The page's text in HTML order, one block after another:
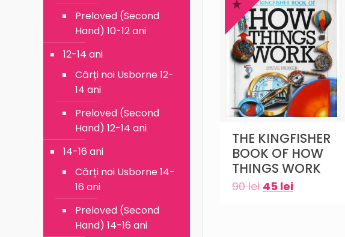
THE KINGFISHER
BOOK OF HOW
THINGS WORK
90lei 45 lei
Preloved (Second
Hand) 10-12 ani
12-14 ani
Cărți noi Usborne 12-
14 ani
Preloved (Second
Hand) 12-14 ani
14-16 ani
Cărți noi Usborne 14-
16 ani
Preloved (Second
Hand) 14-16 ani